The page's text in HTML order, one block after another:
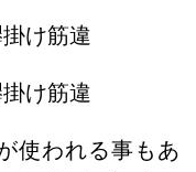
け筋違
け筋違
使われる事もあ